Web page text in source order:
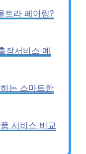
트라 페어링?
장서비스 예
는 스마트한
서비스 비교